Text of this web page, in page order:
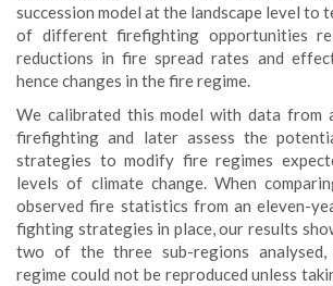
succession model at the landscape level to
of different firefighting opportunities
reductions in fire spread rates and
hence changes in the fire regime.
We calibrated this model with data from
firefighting and later assess the
strategies to modify fire regimes
levels of climate change. When
observed fire statistics from an eleven-
fighting strategies in place, our results
two of the three sub-regions
regime could not be reproduced unless